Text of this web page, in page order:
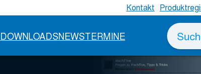
Kontakt
DOWNLOADSNEWSTERMINE
Suche
nach